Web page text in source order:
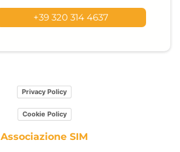
+39 320 314 4637
Privacy Policy
Cookie Policy
Associazione SIM